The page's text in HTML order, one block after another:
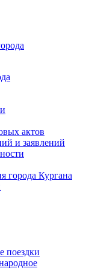
актов
и заявлений
города Кургана
поездки